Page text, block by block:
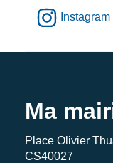
Ma
Place Olivier
CS40027